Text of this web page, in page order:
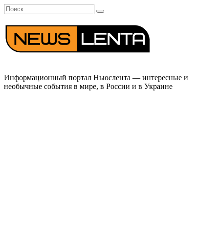
Перейти
к
содержанию
Search
for:
Информационный портал Ньюслента — интересные и
необычные события в мире, в России и в Украине